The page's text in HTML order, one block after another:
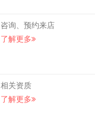
咨询、预约来店
了解更多
相关资质
了解更多